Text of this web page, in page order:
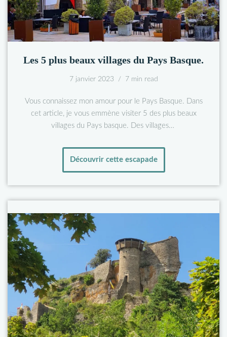
Les 5 plus beaux villages du Pays Basque.
7 janvier 2023 7 min read
Vous connaissez mon amour pour le Pays Basque. Dans
cet article, je vous emmène visiter 5 des plus beaux
villages du Pays basque. Des villages…
Découvrir cette escapade